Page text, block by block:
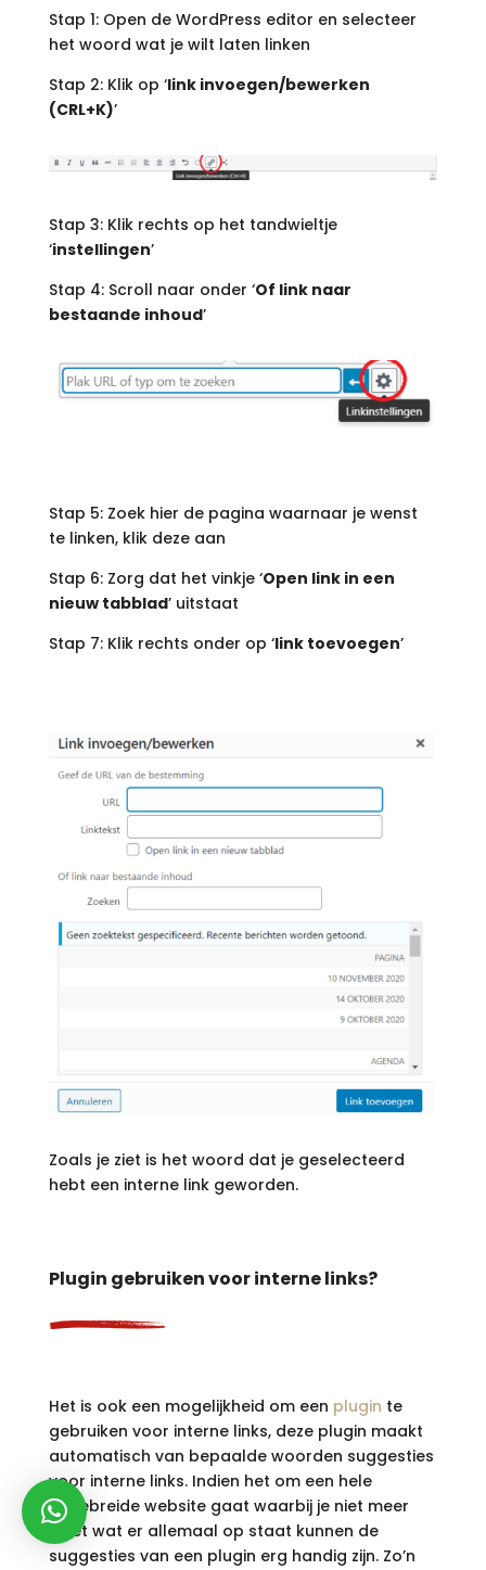
Stap 1: Open de WordPress editor en selecteer
het woord wat je wilt laten linken
Stap 2: Klik op ‘link invoegen/bewerken
(CRL+K)’
Stap 3: Klik rechts op het tandwieltje
‘instellingen’
Stap 4: Scroll naar onder ‘Of link naar
bestaande inhoud’
Stap 5: Zoek hier de pagina waarnaar je wenst
te linken, klik deze aan
Stap 6: Zorg dat het vinkje ‘Open link in een
nieuw tabblad’ uitstaat
Stap 7: Klik rechts onder op ‘link toevoegen’
Zoals je ziet is het woord dat je geselecteerd
hebt een interne link geworden.
Plugin gebruiken voor interne links?
Het is ook een mogelijkheid om een plugin te
gebruiken voor interne links, deze plugin maakt
automatisch van bepaalde woorden suggesties
voor interne links. Indien het om een hele
uitgebreide website gaat waarbij je niet meer
weet wat er allemaal op staat kunnen de
suggesties van een plugin erg handig zijn. Zo’n